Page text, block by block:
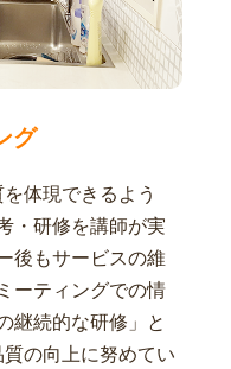
グ
体現できるよう
・研修を講師が実
後もサービスの維
ーティングでの情
継続的な研修」と
の向上に努めてい